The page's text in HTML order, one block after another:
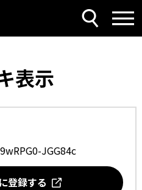
表示
JGG84c
登録する